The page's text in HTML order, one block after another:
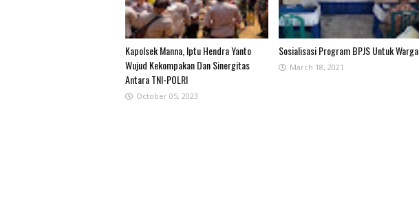
Kapolsek Manna, Iptu Hendra Yanto
Wujud Kekompakan Dan Sinergitas
Antara TNI-POLRI
October 05, 2023
Sosialisasi Program BPJS Untuk Warga
March 18, 2021